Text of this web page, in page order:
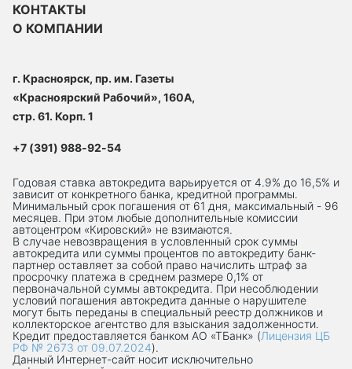
КОНТАКТЫ
О КОМПАНИИ
г. Красноярск, пр. им. Газеты
«Красноярский Рабочий», 160А,
стр. 61. Корп. 1
+7 (391) 988-92-54
Годовая ставка автокредита варьируется от 4.9% до 16,5% и
зависит от конкретного банка, кредитной программы.
Минимальный срок погашения от 61 дня, максимальный - 96
месяцев. При этом любые дополнительные комиссии
автоцентром «Кировский» не взимаются.
В случае невозвращения в условленный срок суммы
автокредита или суммы процентов по автокредиту банк-
партнер оставляет за собой право начислить штраф за
просрочку платежа в среднем размере 0,1% от
первоначальной суммы автокредита. При несоблюдении
условий погашения автокредита данные о нарушителе
могут быть переданы в специальный реестр должников и
коллекторское агентство для взыскания задолженности.
Кредит предоставляется банком АО «ТБанк» (Лицензия ЦБ
РФ № 2673 от 09.07.2024).
Данный Интернет-сaйт носит исключительно